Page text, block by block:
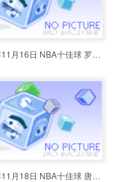
2021年11月16日 NBA十佳球 罗斯送
2021年11月18日 NBA十佳球 唐斯回